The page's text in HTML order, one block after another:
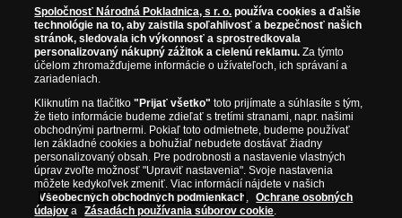
Prosím informujte ma, akonáhle bude produkt opäť
skladom.
NAŠE ZÁRUKY
Bezpečný nákup
Certifikát SSL
Spoločnosť Národná Pokladnica, s r. o. používa cookies a ďalšie
technológie na to, aby zaistila spoľahlivosť a bezpečnosť našich
stránok, sledovala ich výkonnosť a sprostredkovala
personalizovaný nákupný zážitok a cielenú reklamu. Za týmto
účelom zhromažďujeme informácie o užívateľoch, ich správaní a
zariadeniach.
Kliknutím na tlačítko"Prijať všetko" toto prijímate a súhlasíte s tým,
že tieto informácie budeme zdieľať s tretími stranami, napr. našimi
obchodnými partnermi. Pokiaľ toto odmietnete, budeme používať
len základné cookies a bohužiaľ nebudete dostávať žiadny
personalizovaný obsah. Pre podrobnosti a nastavenie vlastných
úprav zvoľte možnosť "Upraviť nastavenia". Svoje nastavenia
môžete kedykoľvek zmeniť. Viac informácií nájdete v našich
Všeobecných obchodných podmienkach ,
Ochrane osobných
údajov a Zásadách používania súborov cookie.